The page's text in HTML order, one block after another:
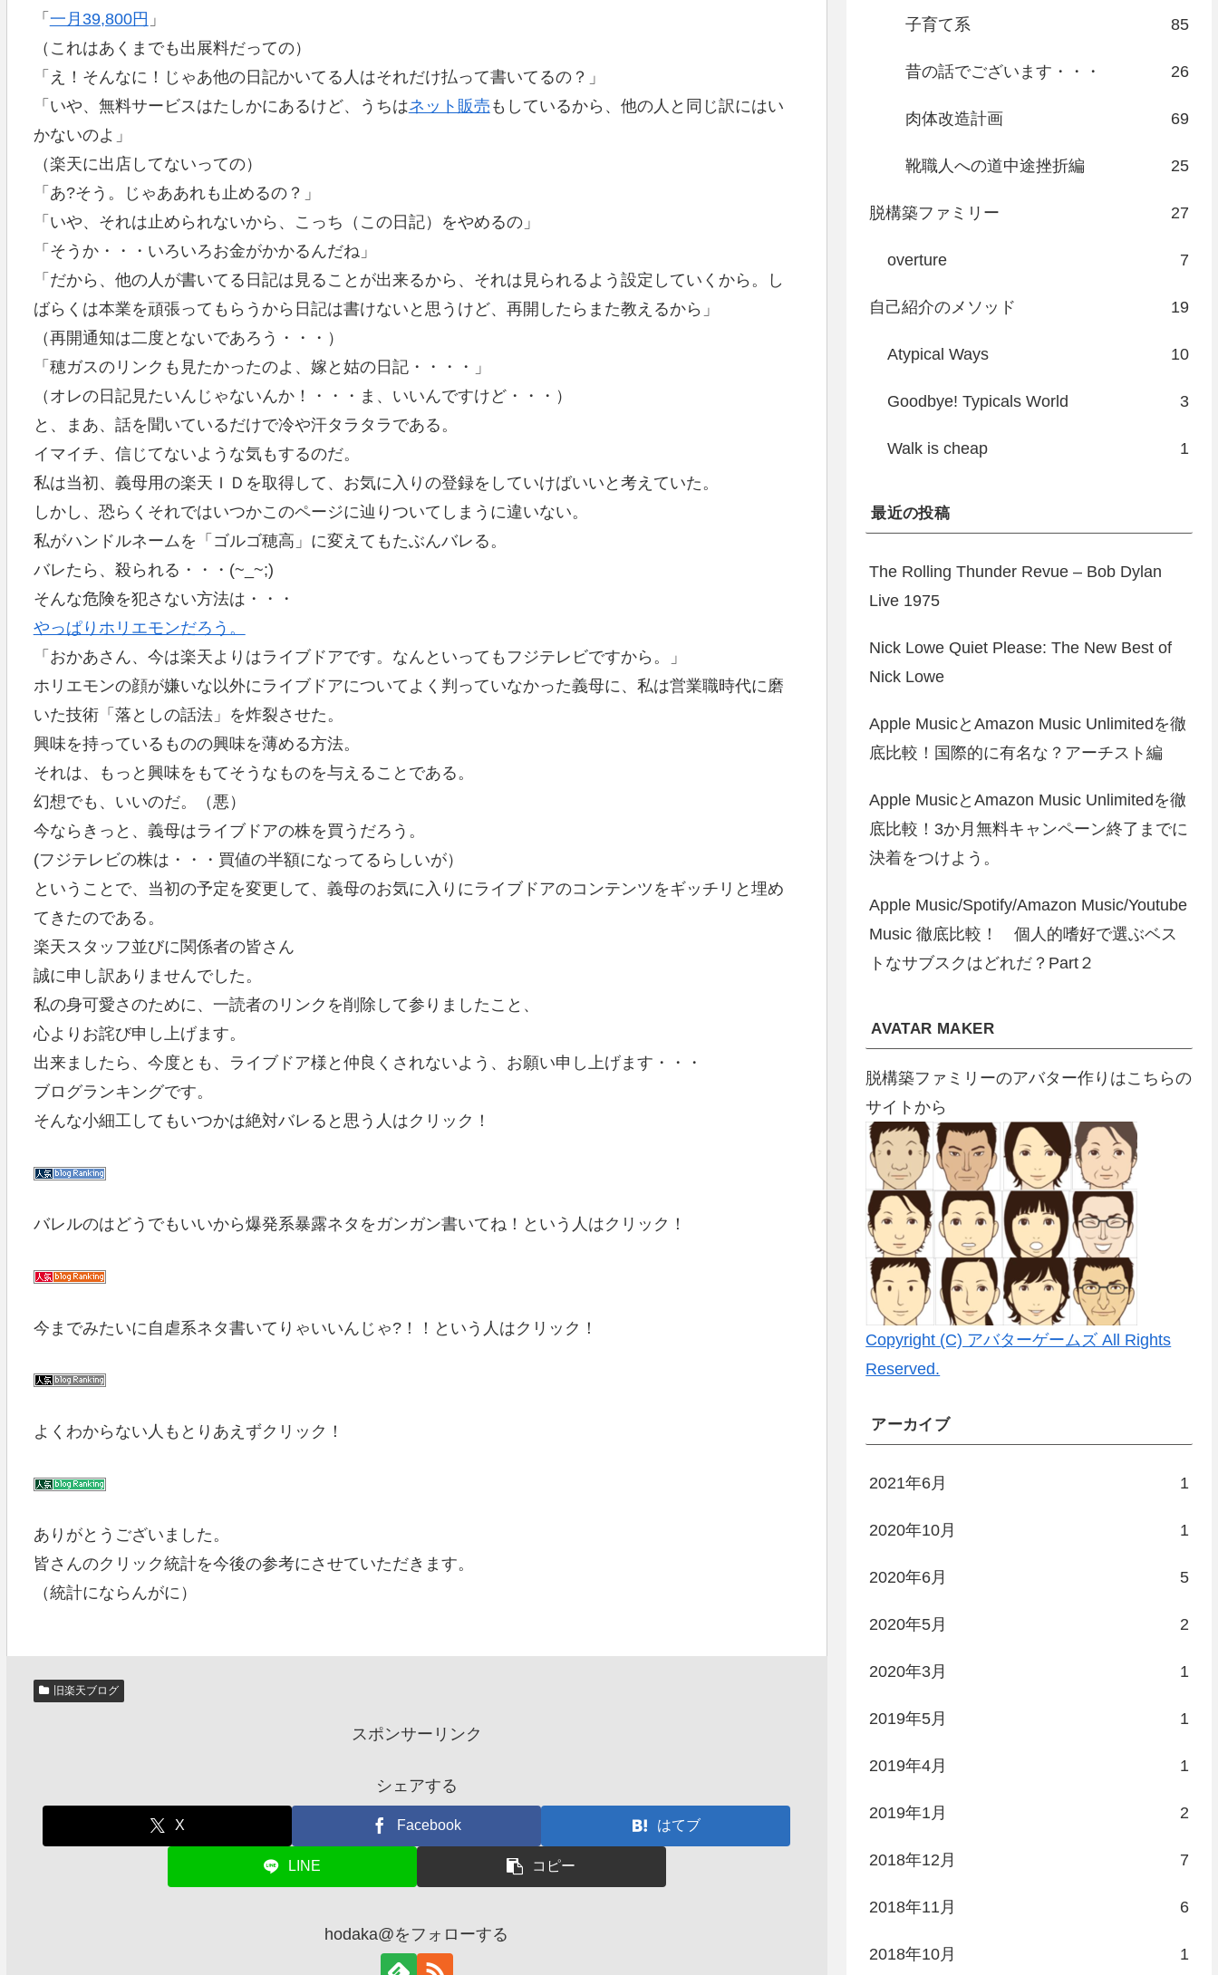
「 一月39,800円 」
（これはあくまでも出展料だっての）
「え！そんなに！じゃあ他の日記かいてる人はそれだけ払って書いてるの？」
「いや、無料サービスはたしかにあるけど、うちはネット販売 もしているから、他の人と同じ訳にはい
かないのよ」
（楽天に出店してないっての）
「あ?そう。じゃああれも止めるの？」
「いや、それは止められないから、こっち（この日記）をやめるの」
「そうか・・・いろいろお金がかかるんだね」
「だから、他の人が書いてる日記は見ることが出来るから、それは見られるよう設定していくから。し
ばらくは本業を頑張ってもらうから日記は書けないと思うけど、再開したらまた教えるから」
（再開通知は二度とないであろう・・・）
「穂ガスのリンクも見たかったのよ、嫁と姑の日記・・・・」
（オレの日記見たいんじゃないんか！・・・ま、いいんですけど・・・）
と、まあ、話を聞いているだけで冷や汗タラタラである。
イマイチ、信じてないような気もするのだ。
私は当初、義母用の楽天ＩＤを取得して、お気に入りの登録をしていけばいいと考えていた。
しかし、恐らくそれではいつかこのページに辿りついてしまうに違いない。
私がハンドルネームを「ゴルゴ穂高」に変えてもたぶんバレる。
バレたら、殺られる・・・(~_~;)
そんな危険を犯さない方法は・・・
やっぱりホリエモンだろう。
「おかあさん、今は楽天よりはライブドアです。なんといってもフジテレビですから。」
ホリエモンの顔が嫌いな以外にライブドアについてよく判っていなかった義母に、私は営業職時代に磨
いた技術「落としの話法」を炸裂させた。
興味を持っているものの興味を薄める方法。
それは、もっと興味をもてそうなものを与えることである。
幻想でも、いいのだ。（悪）
今ならきっと、義母はライブドアの株を買うだろう。
(フジテレビの株は・・・買値の半額になってるらしいが）
ということで、当初の予定を変更して、義母のお気に入りにライブドアのコンテンツをギッチリと埋め
てきたのである。
楽天スタッフ並びに関係者の皆さん
誠に申し訳ありませんでした。
私の身可愛さのために、一読者のリンクを削除して参りましたこと、
心よりお詫び申し上げます。
出来ましたら、今度とも、ライブドア様と仲良くされないよう、お願い申し上げます・・・
ブログランキングです。
そんな小細工してもいつかは絶対バレると思う人はクリック！
バレルのはどうでもいいから爆発系暴露ネタをガンガン書いてね！という人はクリック！
今までみたいに自虐系ネタ書いてりゃいいんじゃ?！！という人はクリック！
よくわからない人もとりあえずクリック！
ありがとうございました。
皆さんのクリック統計を今後の参考にさせていただきます。
（統計にならんがに）
旧楽天ブログ
スポンサーリンク
シェアする
X Facebook はてブ
LINE コピー
hodaka@をフォローする
子育て系 85
昔の話でございます・・・ 26
肉体改造計画 69
靴職人への道中途挫折編 25
脱構築ファミリー 27
overture 7
自己紹介のメソッド 19
Atypical Ways 10
Goodbye! Typicals World 3
Walk is cheap 1
最近の投稿
The Rolling Thunder Revue – Bob Dylan
Live 1975
Nick Lowe Quiet Please: The New Best of
Nick Lowe
Apple MusicとAmazon Music Unlimitedを徹
底比較！国際的に有名な？アーチスト編
Apple MusicとAmazon Music Unlimitedを徹
底比較！3か月無料キャンペーン終了までに
決着をつけよう。
Apple Music/Spotify/Amazon Music/Youtube
Music 徹底比較！ 個人的嗜好で選ぶベス
トなサブスクはどれだ？Part２
AVATAR MAKER
脱構築ファミリーのアバター作りはこちらの
サイトから
Copyright (C) アバターゲームズ All Rights
Reserved.
アーカイブ
2021年6月 1
2020年10月 1
2020年6月 5
2020年5月 2
2020年3月 1
2019年5月 1
2019年4月 1
2019年1月 2
2018年12月 7
2018年11月 6
2018年10月 1